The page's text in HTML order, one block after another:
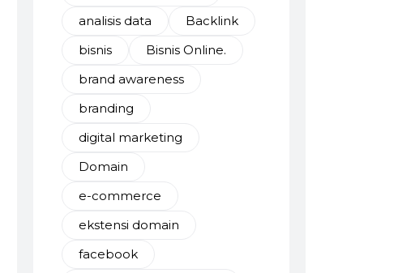
analisis data
Backlink
bisnis
Bisnis Online.
brand awareness
branding
digital marketing
Domain
e-commerce
ekstensi domain
facebook